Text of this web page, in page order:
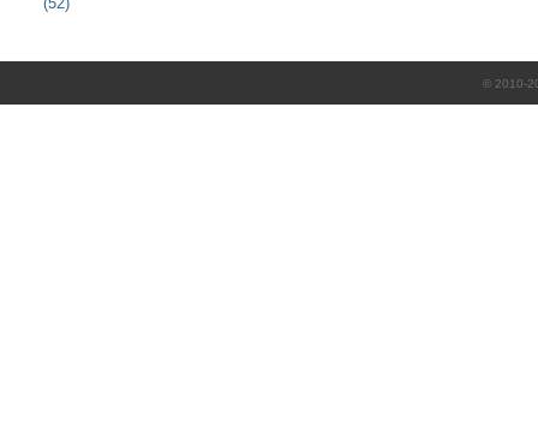
© 2010-